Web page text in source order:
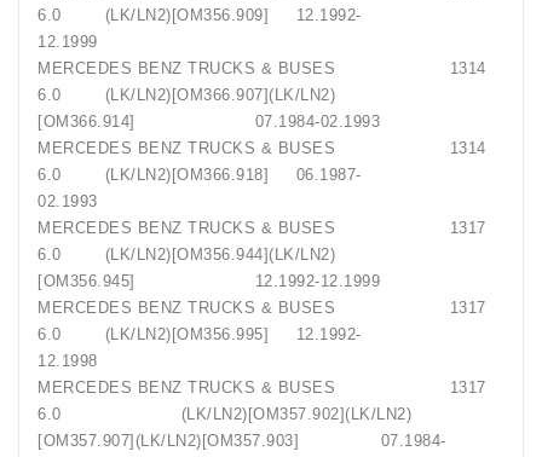
6.0 (LK/LN2)[OM356.909] 12.1992-
12.1999
MERCEDES BENZ TRUCKS & BUSES 1314
6.0 (LK/LN2)[OM366.907](LK/LN2)
[OM366.914] 07.1984-02.1993
MERCEDES BENZ TRUCKS & BUSES 1314
6.0 (LK/LN2)[OM366.918] 06.1987-
02.1993
MERCEDES BENZ TRUCKS & BUSES 1317
6.0 (LK/LN2)[OM356.944](LK/LN2)
[OM356.945] 12.1992-12.1999
MERCEDES BENZ TRUCKS & BUSES 1317
6.0 (LK/LN2)[OM356.995] 12.1992-
12.1998
MERCEDES BENZ TRUCKS & BUSES 1317
6.0 (LK/LN2)[OM357.902](LK/LN2)
[OM357.907](LK/LN2)[OM357.903] 07.1984-